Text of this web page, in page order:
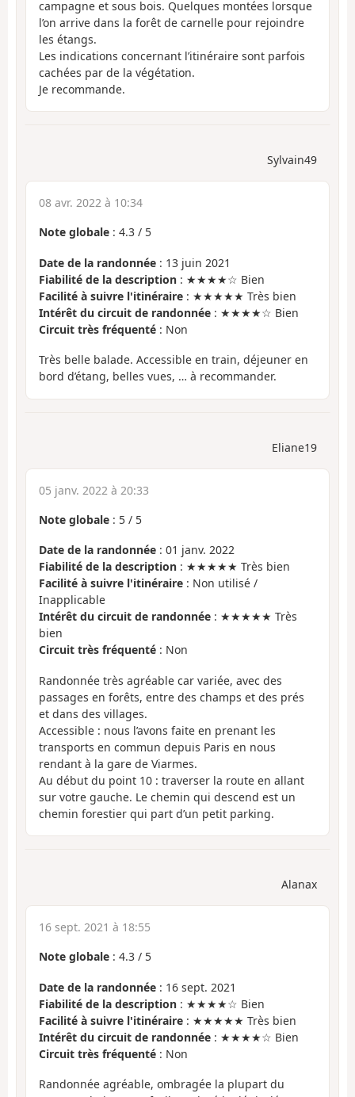
campagne et sous bois. Quelques montées lorsque
l’on arrive dans la forêt de carnelle pour rejoindre
les étangs.
Les indications concernant l’itinéraire sont parfois
cachées par de la végétation.
Je recommande.
Sylvain49
08 avr. 2022 à 10:34
Note globale : 4.3 / 5
Date de la randonnée : 13 juin 2021
Fiabilité de la description : ★★★★☆ Bien
Facilité à suivre l'itinéraire : ★★★★★ Très bien
Intérêt du circuit de randonnée : ★★★★☆ Bien
Circuit très fréquenté : Non
Très belle balade. Accessible en train, déjeuner en
bord d’étang, belles vues, … à recommander.
Eliane19
05 janv. 2022 à 20:33
Note globale : 5 / 5
Date de la randonnée : 01 janv. 2022
Fiabilité de la description : ★★★★★ Très bien
Facilité à suivre l'itinéraire : Non utilisé /
Inapplicable
Intérêt du circuit de randonnée : ★★★★★ Très
bien
Circuit très fréquenté : Non
Randonnée très agréable car variée, avec des
passages en forêts, entre des champs et des prés
et dans des villages.
Accessible : nous l’avons faite en prenant les
transports en commun depuis Paris en nous
rendant à la gare de Viarmes.
Au début du point 10 : traverser la route en allant
sur votre gauche. Le chemin qui descend est un
chemin forestier qui part d’un petit parking.
Alanax
16 sept. 2021 à 18:55
Note globale : 4.3 / 5
Date de la randonnée : 16 sept. 2021
Fiabilité de la description : ★★★★☆ Bien
Facilité à suivre l'itinéraire : ★★★★★ Très bien
Intérêt du circuit de randonnée : ★★★★☆ Bien
Circuit très fréquenté : Non
Randonnée agréable, ombragée la plupart du